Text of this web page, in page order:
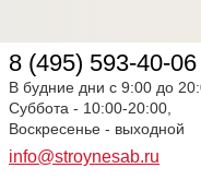
8 (495) 593-40-06
В будние дни с 9:00 до
Суббота - 10:00-20:00,
Воскресенье - выходной
info@stroynesab.ru